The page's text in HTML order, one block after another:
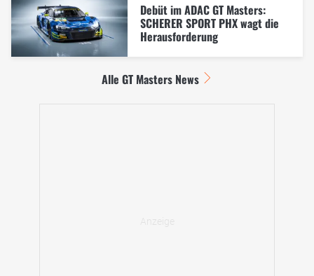
Debüt im ADAC GT Masters:
SCHERER SPORT PHX wagt die
Herausforderung
Alle GT Masters News